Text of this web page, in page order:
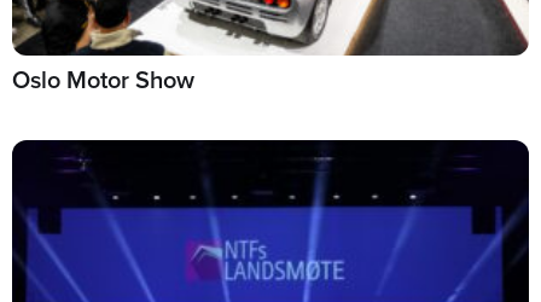
Oslo Motor Show